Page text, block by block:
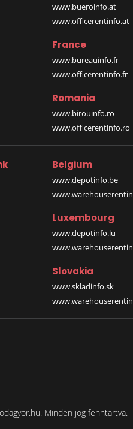
www.bueroinfo.at
www.officerentinfo.at
France
www.bureauinfo.fr
www.officerentinfo.fr
Romania
www.birouinfo.ro
www.officerentinfo.ro
Belgium
www.depotinfo.be
Luxembourg
www.depotinfo.lu
Slovakia
www.skladinfo.sk
Minden jog fenntartva.